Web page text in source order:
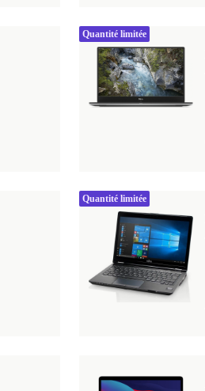
Quantité limitée
Quantité limitée